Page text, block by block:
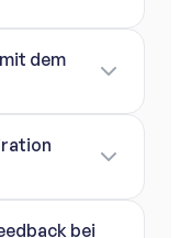
dem
bei